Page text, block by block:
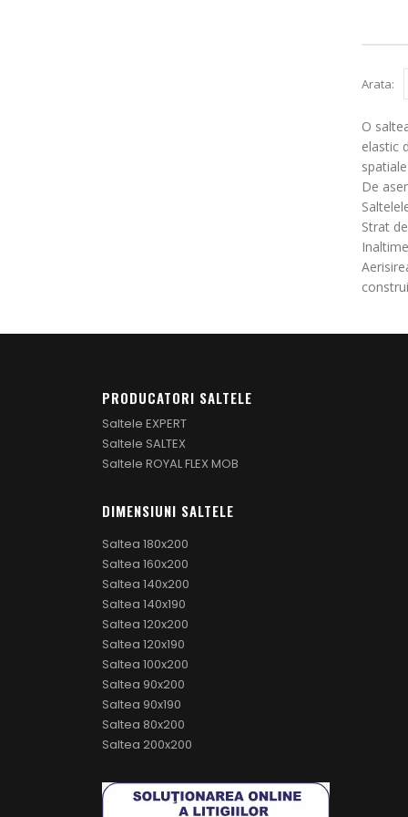
Arata:
O
elastic
De
Strat
PRODUCATORI SALTELE
Saltele EXPERT
Saltele SALTEX
Saltele ROYAL FLEX MOB
DIMENSIUNI SALTELE
Saltea 180x200
Saltea 160x200
Saltea 140x200
Saltea 140x190
Saltea 120x200
Saltea 120x190
Saltea 100x200
Saltea 90x200
Saltea 90x190
Saltea 80x200
Saltea 200x200